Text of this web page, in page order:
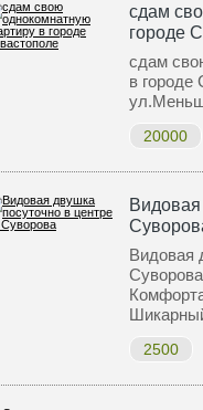
сдам
городе
сдам
в городе
20000
Видовая
Видовая
2500